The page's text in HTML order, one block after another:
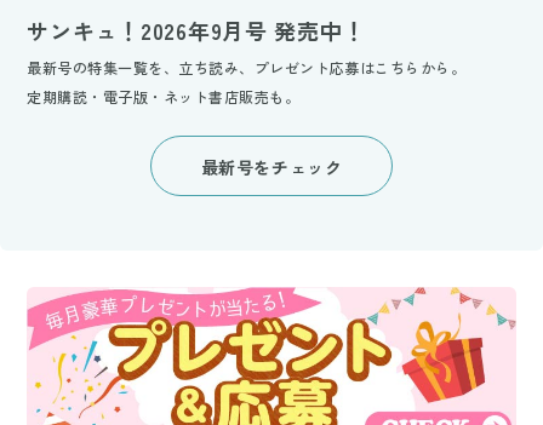
サンキュ！2026年9月号 発売中！
最新号の特集一覧を、立ち読み、プレゼント応募はこちらから。
定期購読・電子版・ネット書店販売も。
最新号をチェック